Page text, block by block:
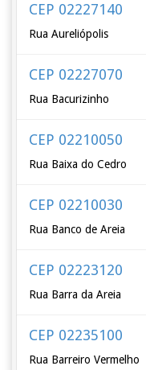
CEP 02227140
Rua Aureliópolis
CEP 02227070
Rua Bacurizinho
CEP 02210050
Rua Baixa do Cedro
CEP 02210030
Rua Banco de Areia
CEP 02223120
Rua Barra da Areia
CEP 02235100
Rua Barreiro Vermelho